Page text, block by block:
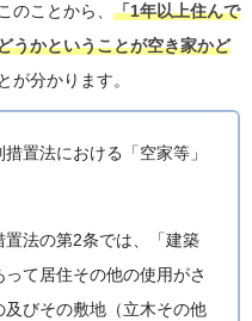
のことから、 「1年以上住んで
うかということが空き家かど
が分かります。
置法における「空家等」
法の第2条では、「建築
て居住その他の使用がさ
びその敷地（立木その他